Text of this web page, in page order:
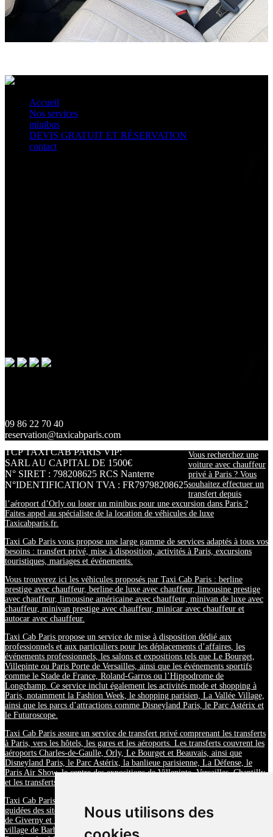
Nous utilisons des
Accueil
Nos services
minibus
DEVIS GRATUIT ET RÉSERVATION
contact
09 86 22 70 40
reservation@taxicabparis.com
TCP TAXI CAB PARIS VIP:
SARL AU CAPITAL DE 1500€
N° SIRET : 798208625 RCS Nanterre
N°IDENTIFICATION TVA : FR79798208625
Vous recherchez une
voiture avec chauffeur
privé à Paris ? Vous
souhaitez effectuer un
transfert depuis
l’aéroport d’Orly ou louer un minibus pour une excursion dans Paris ?
Faites appel au spécialiste de la location de véhicules de luxe
Taxicabparis.fr.
Taxi Cab Paris vous propose une large gamme de services adaptés à tous vos
besoins : transfert privé, mise à disposition, activités à Paris, excursions
touristiques, mariages et événements.
Vous trouverez ici les véhicules proposés par Taxi Cab Paris : berline
prestige avec chauffeur, berline de luxe avec chauffeur, limousine prestige
avec chauffeur, limousine américaine avec chauffeur, minivan de luxe avec
chauffeur, minivan prestige avec chauffeur, minicar avec chauffeur et
autocar avec chauffeur.
Taxi Cab Paris propose un service de mise à disposition dédié aux
professionnels et aux particuliers pour les déplacements d’affaires, les
événements professionnels, les salons et expositions tels que Le Bourget,
Villepinte ou Paris Porte de Versailles, ainsi que les événements sportifs
comme le Stade de France, Roland-Garros ou l’Hippodrome de
Longchamp. Ce service inclut également les activités mode et shopping à
Paris, notamment la Fashion Week, le shopping parisien, La Vallée Village,
ainsi que les parcs d’attractions comme Disneyland Paris, le Parc Astérix et
le Futuroscope.
Taxi Cab Paris assure un service de transfert privé comprenant les transferts
à Paris, vers les hôtels, les gares et les aéroports. Les transferts couvrent les
aéroports Charles-de-Gaulle, Orly, Le Bourget et Beauvais, ainsi que
Disneyland Paris, le Parc Astérix, la banlieue parisienne, La Défense, le
Paris Air Show, le centre des expositions de Villepinte, Versailles, Chantilly
et les transferts longue distance.
Taxi Cab Paris propose un service d’excursion touristique avec visites
guidées des sites incontournables tels que le château de Versailles, le musée
de Giverny et la maison de Claude Monet, le château de Fontainebleau, le
village de Barbizon, le château de Vaux-le-Vicomte, la ville médiévale de